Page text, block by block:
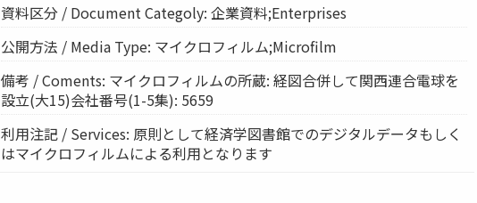
資料区分 / Document Categoly: 企業資料;Enterprises
公開方法 / Media Type: マイクロフィルム;Microfilm
備考 / Coments: マイクロフィルムの所蔵: 経図合併して関西連合電球を
設立(大15)会社番号(1-5集): 5659
利用注記 / Services: 原則として経済学図書館でのデジタルデータもしく
はマイクロフィルムによる利用となります